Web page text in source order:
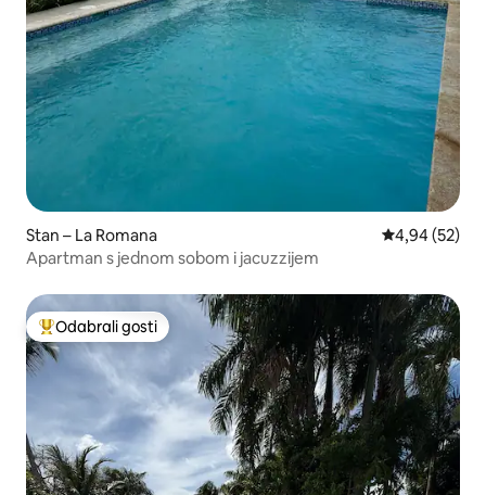
Stan – La Romana Prosječna
4,94 (52)
Apartman s jednom sobom i jacuzzijem
Među najviše rangiranima s oznakom „Odabrali gosti”
Odabrali gosti